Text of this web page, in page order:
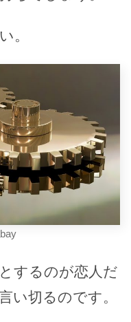
。
するのが恋人だ
い切るのです。